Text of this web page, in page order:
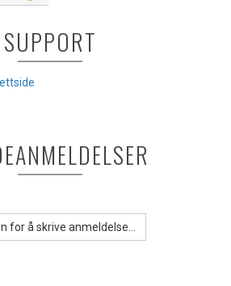
SUPPORT
for å skrive anmeldelse...